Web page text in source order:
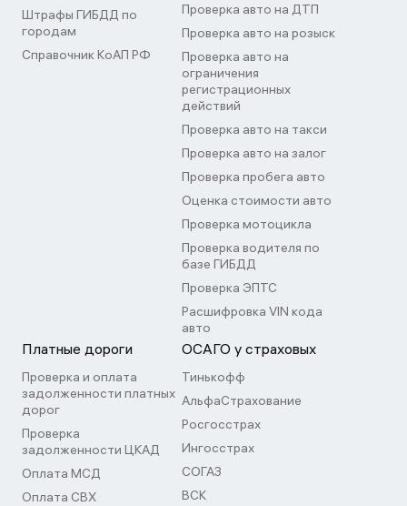
Штрафы ГИБДД по
городам
Справочник КоАП РФ
Проверка авто на ДТП
Проверка авто на розыск
Проверка авто на
ограничения
регистрационных
действий
Проверка авто на такси
Проверка авто на залог
Проверка пробега авто
Оценка стоимости авто
Проверка мотоцикла
Проверка водителя по
базе ГИБДД
Проверка ЭПТС
Расшифровка VIN кода
авто
Платные дороги
Проверка и оплата
задолженности платных
дорог
Проверка
задолженности ЦКАД
Оплата МСД
Оплата СВХ
ОСАГО у страховых
Тинькофф
АльфаСтрахование
Росгосстрах
Ингосстрах
СОГАЗ
ВСК